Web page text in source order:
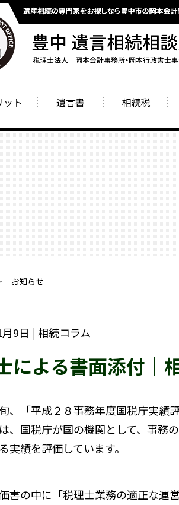
ト 遺言書 相続税
お知らせ
9日 相続コラム
による書面添付｜
、「平成２８事務年度国税庁実績
、国税庁が国の機関として、事務
実績を評価しています。
書の中に「税理士業務の適正な運